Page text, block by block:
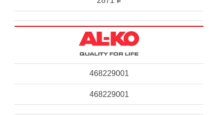
468229001
468229001